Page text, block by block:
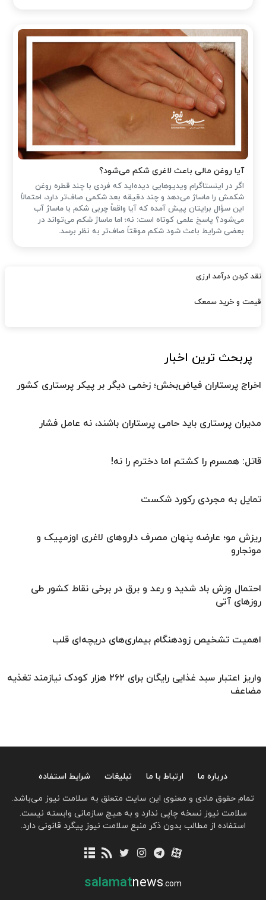
آیا روغن مالی باعث لاغری شکم می‌شود؟
اگر در اینستاگرام ویدیوهایی دیده‌اید که فردی با چند قطره روغن
شکمش را ماساژ می‌دهد و چند دقیقه بعد شکمی صاف‌تر دارد، احتمالاً
این سؤال برایتان پیش آمده که آیا واقعاً چربی شکم با ماساژ آب
می‌شود؟ پاسخ علمی کوتاه است: نه؛ اما ماساژ شکم می‌تواند در
بعضی شرایط باعث شود شکم موقتاً صاف‌تر به نظر برسد.
نقد کردن درآمد ارزی
قیمت و خرید سمعک
پربحث ترین اخبار
اخراج پرستاران فیاض‌بخش؛ زخمی دیگر بر پیکر پرستاری کشور
مدیران پرستاری باید حامی پرستاران باشند، نه عامل فشار
قاتل: همسرم را کشتم اما دخترم را نه!
تمایل به مجردی رکورد شکست
ریزش مو؛ عارضه پنهان مصرف داروهای لاغری اوزمپیک و
مونجارو
احتمال وزش باد شدید و رعد و برق در برخی نقاط کشور طی
روزهای آتی
اهمیت تشخیص زودهنگام بیماری‌های دریچه‌ای قلب
واریز اعتبار سبد غذایی رایگان برای ۲۶۲ هزار کودک نیازمند تغذیه
مضاعف
درباره ما ارتباط با ما تبلیغات
شرایط استفاده
تمام حقوق مادی و معنوی این سایت متعلق به سلامت نیوز می‌باشد.
سلامت نیوز نسخه چاپی ندارد و به هیچ سازمانی وابسته نیست.
استفاده از مطالب بدون ذکر منبع سلامت نیوز پیگرد قانونی دارد.
salamatnews.com